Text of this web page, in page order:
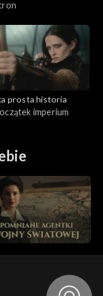
prosta historia
imperium